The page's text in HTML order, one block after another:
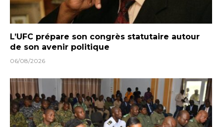
L’UFC prépare son congrès statutaire autour
de son avenir politique
06/08/2026